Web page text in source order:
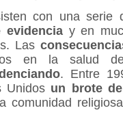
con una serie
evidencia y en
Las
en la salud
. Entre
Unidos un brote
comunidad